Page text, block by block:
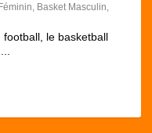
, Basket Masculin,
football, le basketball